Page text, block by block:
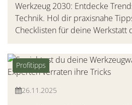
Werkzeug 2030: Entdecke
Technik. Hol dir praxisnahe
Checklisten für deine Werkstatt
Profitipps
26.11.2025